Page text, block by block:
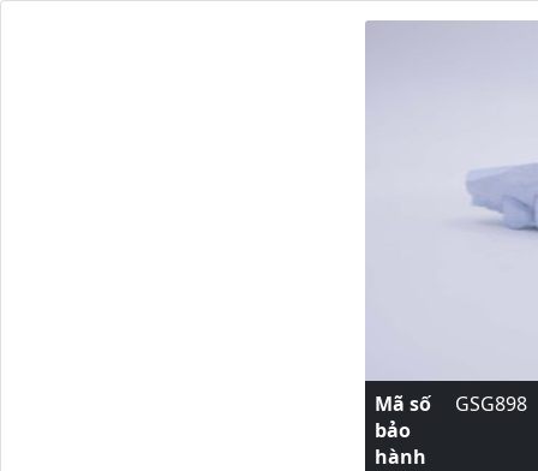
Mã số
bảo
hành
GSG898